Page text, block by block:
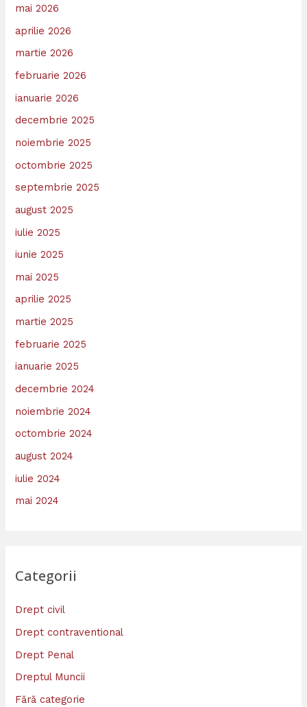
mai 2026
aprilie 2026
martie 2026
februarie 2026
ianuarie 2026
decembrie 2025
noiembrie 2025
octombrie 2025
septembrie 2025
august 2025
iulie 2025
iunie 2025
mai 2025
aprilie 2025
martie 2025
februarie 2025
ianuarie 2025
decembrie 2024
noiembrie 2024
octombrie 2024
august 2024
iulie 2024
mai 2024
Categorii
Drept civil
Drept contraventional
Drept Penal
Dreptul Muncii
Fără categorie